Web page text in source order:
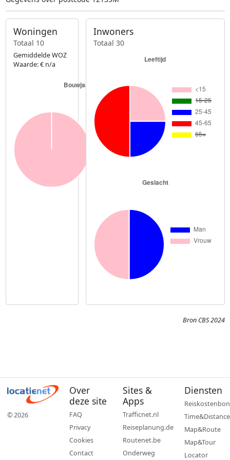
Woningen
Totaal 10
Gemiddelde WOZ
Waarde: € n/a
Inwoners
Totaal 30
Bron CBS 2024
© 2026
Over
deze site
FAQ
Privacy
Cookies
Contact
Sites &
Apps
Trafficnet.nl
Reiseplanung.de
Routenet.be
Onderweg
Diensten
Reiskostenbon
Time&Distance
Map&Route
Map&Tour
Locator